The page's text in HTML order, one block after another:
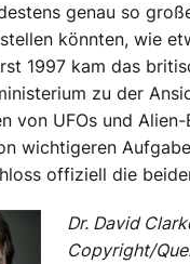
genau so
könnten, wie
1997 kam das
zu der
von UFOs und
wichtigeren
offiziell die
Dr. David
Copyright/